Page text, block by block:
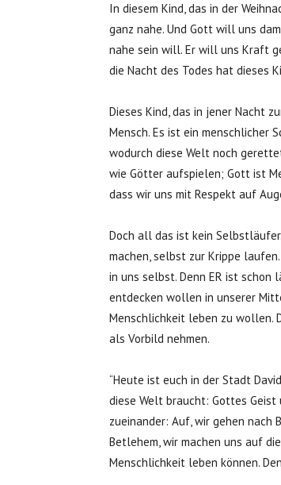
In diesem Kind, das in der
ganz nahe. Und Gott will uns
nahe sein will. Er will uns Kraft
die Nacht des Todes hat dieses
Dieses Kind, das in jener Nacht
Mensch. Es ist ein menschlicher
wodurch diese Welt noch
wie Götter aufspielen; Gott ist
dass wir uns mit Respekt auf
Doch all das ist kein
machen, selbst zur Krippe
in uns selbst. Denn ER ist schon
entdecken wollen in unserer
Menschlichkeit leben zu wollen.
als Vorbild nehmen.
“Heute ist euch in der Stadt
diese Welt braucht: Gottes
zueinander: Auf, wir gehen nach
Betlehem, wir machen uns auf
Menschlichkeit leben können.